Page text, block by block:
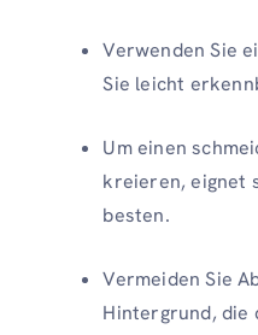
Verwenden Sie
Sie leicht
Um einen
kreieren, eignet
besten.
Vermeiden Sie
Hintergrund, die